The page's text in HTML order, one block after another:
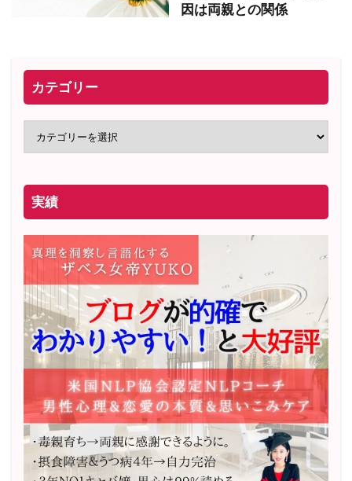
因は両親との関係
カテゴリー
実績